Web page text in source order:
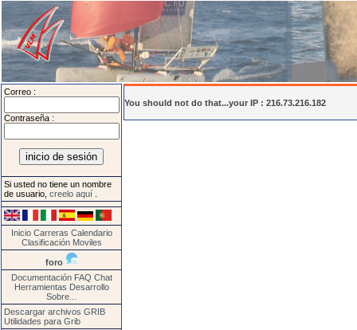
Correo :
Contraseña :
Si usted no tiene un nombre
de usuario, creelo aquí
Inicio Carreras Calendario
Clasificación Moviles
foro
Documentación FAQ Chat
Herramientas Desarrollo
Sobre...
Descargar archivos GRIB
Utilidades para Grib
You should not do that...your IP : 216.73.216.182